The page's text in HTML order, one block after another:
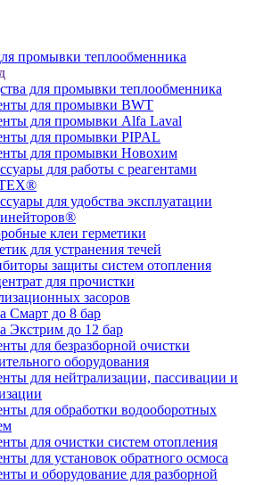
промывки теплообменника
для промывки теплообменника
для промывки BWT
для промывки Alfa Laval
для промывки PIPAL
для промывки Новохим
для работы с реагентами
для удобства эксплуатации
клеи герметики
для устранения течей
защиты систем отопления
для прочистки
засоров
Смарт до 8 бар
Экстрим до 12 бар
для безразборной очистки
оборудования
для нейтрализации, пассивации и
для обработки водооборотных
для очистки систем отопления
для установок обратного осмоса
и оборудование для разборной